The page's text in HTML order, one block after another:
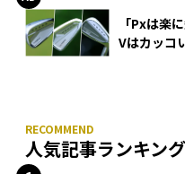
「Pxは楽
Vはカッコ
人気記事ランキング